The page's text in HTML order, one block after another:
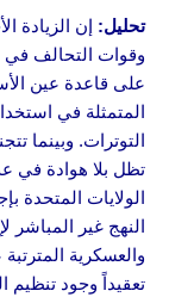
تحليل: إن الزيادة
وقوات التحالف في
على قاعدة عين
المتمثلة في
التوترات. وبينما
تظل بلا هوادة في
الولايات المتحدة
النهج غير المباشر
والعسكرية
تعقيداً وجود تنظيم